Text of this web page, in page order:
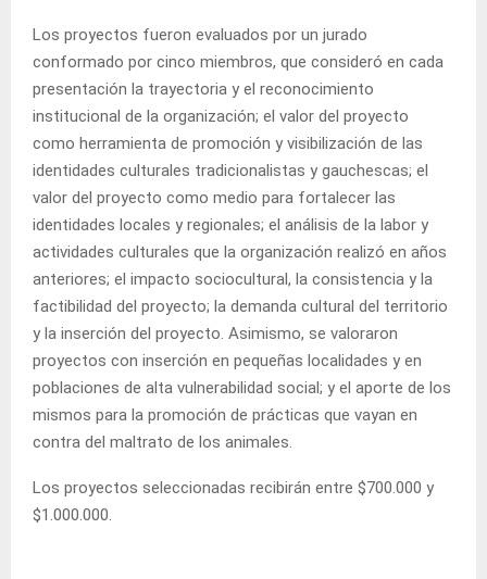
Los proyectos fueron evaluados por un jurado
conformado por cinco miembros, que consideró en cada
presentación la trayectoria y el reconocimiento
institucional de la organización; el valor del proyecto
como herramienta de promoción y visibilización de las
identidades culturales tradicionalistas y gauchescas; el
valor del proyecto como medio para fortalecer las
identidades locales y regionales; el análisis de la labor y
actividades culturales que la organización realizó en años
anteriores; el impacto sociocultural, la consistencia y la
factibilidad del proyecto; la demanda cultural del territorio
y la inserción del proyecto. Asimismo, se valoraron
proyectos con inserción en pequeñas localidades y en
poblaciones de alta vulnerabilidad social; y el aporte de los
mismos para la promoción de prácticas que vayan en
contra del maltrato de los animales.
Los proyectos seleccionadas recibirán entre $700.000 y
$1.000.000.